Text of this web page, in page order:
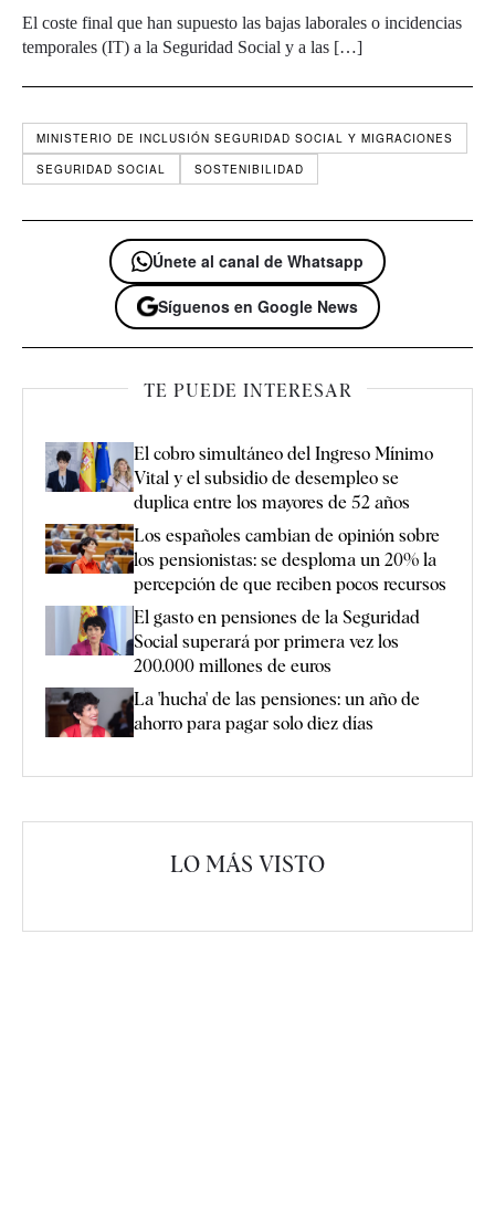
El coste final que han supuesto las bajas laborales o incidencias
temporales (IT) a la Seguridad Social y a las […]
MINISTERIO DE INCLUSIÓN SEGURIDAD SOCIAL Y MIGRACIONES
SEGURIDAD SOCIAL
SOSTENIBILIDAD
Únete al canal de Whatsapp
Síguenos en Google News
TE PUEDE INTERESAR
El cobro simultáneo del Ingreso Mínimo
Vital y el subsidio de desempleo se
duplica entre los mayores de 52 años
Los españoles cambian de opinión sobre
los pensionistas: se desploma un 20% la
percepción de que reciben pocos recursos
El gasto en pensiones de la Seguridad
Social superará por primera vez los
200.000 millones de euros
La 'hucha' de las pensiones: un año de
ahorro para pagar solo diez días
LO MÁS VISTO